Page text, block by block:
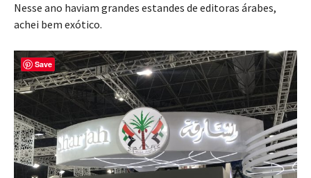
Nesse ano haviam grandes estandes de editoras árabes,
achei bem exótico.
Save